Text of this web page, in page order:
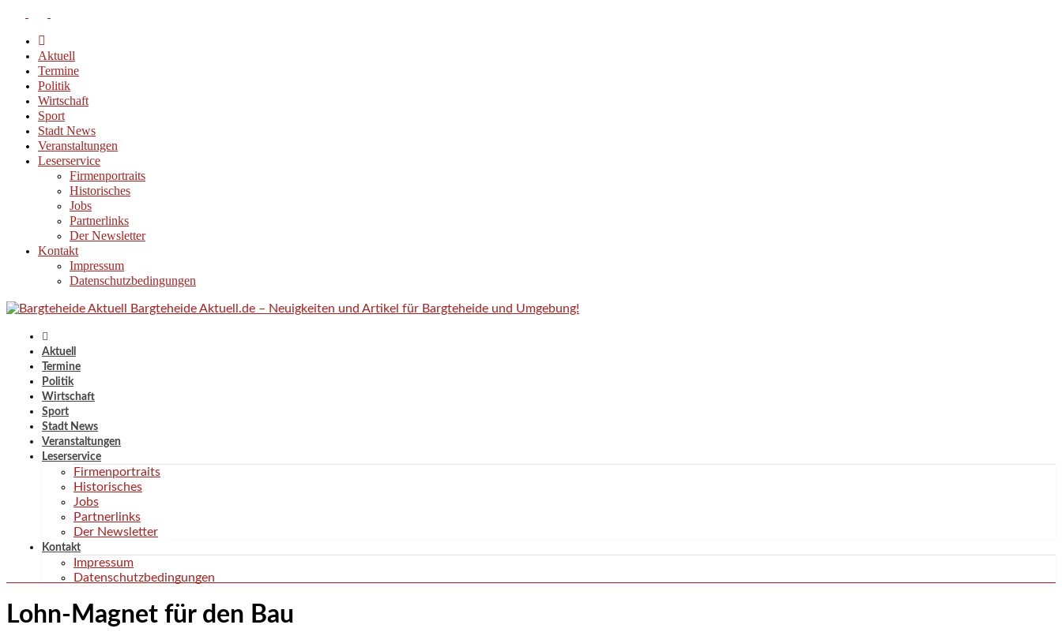
Aktuell
Termine
Politik
Wirtschaft
Sport
Stadt News
Veranstaltungen
Leserservice
Firmenportraits
Historisches
Jobs
Partnerlinks
Der Newsletter
Kontakt
Impressum
Datenschutzbedingungen
Bargteheide Aktuell.de – Neuigkeiten und Artikel für Bargteheide und Umgebung!
Aktuell
Termine
Politik
Wirtschaft
Sport
Stadt News
Veranstaltungen
Leserservice
Firmenportraits
Historisches
Jobs
Partnerlinks
Der Newsletter
Kontakt
Impressum
Datenschutzbedingungen
Lohn-Magnet für den Bau